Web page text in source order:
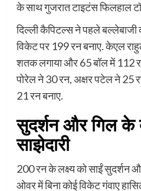
के साथ गुजरात टाइटंस फिलहाल
दिल्ली कैपिटल्स ने पहले
विकेट पर 199 रन बनाए. केएल
शतक लगाया और 65 बॉल में 112
पोरेल ने 30 रन, अक्षर पटेल ने 25
21 रन बनाए.
सुदर्शन और गिल के
साझेदारी
200 रन के लक्ष्य को साईं सुदर्शन
ओवर में बिना कोई विकेट गंवाए